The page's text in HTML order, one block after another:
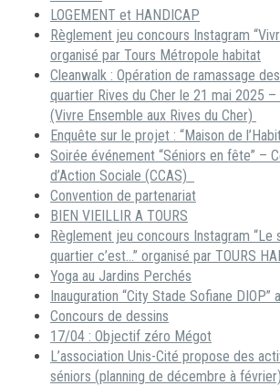
LOGEMENT et HANDICAP
Règlement jeu concours Instagram
organisé par Tours Métropole habitat
Cleanwalk : Opération de ramassage
quartier Rives du Cher le 21 mai 2025 –
(Vivre Ensemble aux Rives du Cher)
Enquête sur le projet : “Maison de
Soirée événement “Séniors en fête” –
d’Action Sociale (CCAS)
Convention de partenariat
BIEN VIEILLIR A TOURS
Règlement jeu concours Instagram “Le
quartier c’est…” organisé par TOURS
Yoga au Jardins Perchés
Inauguration “City Stade Sofiane DIOP”
Concours de dessins
17/04 : Objectif zéro Mégot
L’association Unis-Cité propose des
séniors (planning de décembre à